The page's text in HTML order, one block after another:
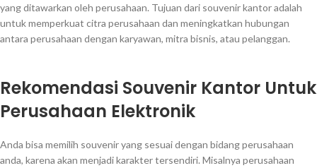
yang ditawarkan oleh perusahaan. Tujuan dari souvenir kantor adalah
untuk memperkuat citra perusahaan dan meningkatkan hubungan
antara perusahaan dengan karyawan, mitra bisnis, atau pelanggan.
Rekomendasi Souvenir Kantor Untuk
Perusahaan Elektronik
Anda bisa memilih souvenir yang sesuai dengan bidang perusahaan
anda, karena akan menjadi karakter tersendiri. Misalnya perusahaan